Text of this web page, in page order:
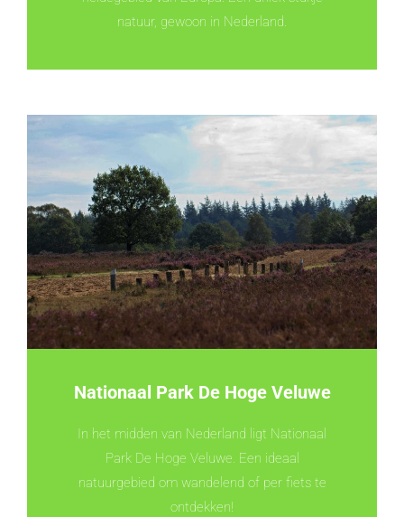
natuur, gewoon in Nederland.
Nationaal Park De Hoge Veluwe
In het midden van Nederland ligt Nationaal
Park De Hoge Veluwe. Een ideaal
natuurgebied om wandelend of per fiets te
ontdekken!